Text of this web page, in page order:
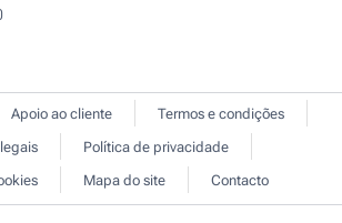
Apoio ao cliente
Termos e condições
Política de privacidade
Mapa do site Contacto